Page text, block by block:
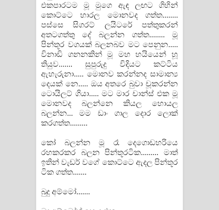
එකපාරටම මූ මුගෙ ඇඳ ලඟට ගිහින්
කොට්ටෙ හාරල මොනවද ගත්ත........
පස්සෙ සිගරට් ලයිටරේ පත්තුකරන්
අතටගත්තු දේ බලන්න ගත්ත........ මූ
පින්තූර වගයක් බලනබව මට පෙනුන.....
විනාඩි ගනනකින් මූ මහ හයියෙන් හූ
තියුව....... සුපුරුදු විදියට කට්ටිය
ඇහැරුනා..... මොනව කරන්නද සාමාන්‍ය
දෙයක් නෙ..... ඔය අතරෙ බුවා චූකරන්න
ටොයිලට් ගියා..... මට මාර චාන්ස් එක මූ
මොනවද බලන්නෙ කියල හොයල
බලන්න... මම ඩාං ගාල දොර ලොක්
කරගත්ත.........
කෝ බලන්න මූ රෑ දෙගොඩහරියෙ
රහකරකර බලන පින්තූරටික......... මාත්
ඉතින් වැඩර් වගේ කොට්ටෙ ඇදල පින්තූර
ටික ගත්ත.......
බුදු අම්මෝ.......